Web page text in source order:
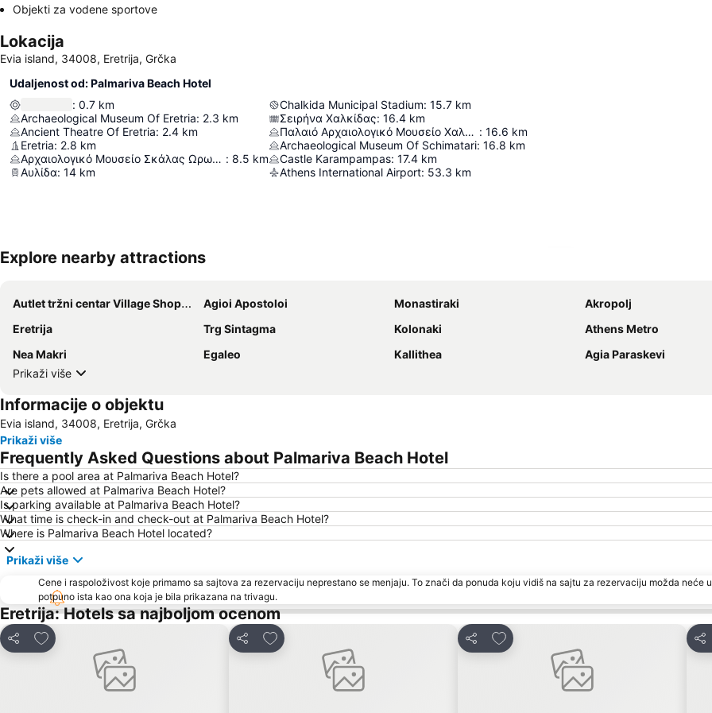
Objekti za vodene sportove
Lokacija
Evia island, 34008, Eretrija, Grčka
Udaljenost od: Palmariva Beach Hotel
: 0.7 km
Archaeological Museum Of Eretria: 2.3 km
Ancient Theatre Of Eretria: 2.4 km
Eretria: 2.8 km
Αρχαιολογικό Μουσείο Σκάλας Ωρωπού : 8.5 km
Αυλίδα: 14 km
Chalkida Municipal Stadium: 15.7 km
Σειρήνα Χαλκίδας: 16.4 km
Παλαιό Αρχαιολογικό Μουσείο Χαλκίδας : 16.6 km
Archaeological Museum Of Schimatari: 16.8 km
Castle Karampampas: 17.4 km
Athens International Airport: 53.3 km
Explore nearby attractions
Autlet tržni centar Village Shopping & More Agioi Apostoloi Monastiraki
Akropolj
Eretrija
Trg Sintagma Kolonaki
Athens Metro
Nea Makri
Egaleo Kallithea
Agia Paraskevi
Prikaži više
Informacije o objektu
Evia island, 34008, Eretrija, Grčka
Prikaži više
Frequently Asked Questions about Palmariva Beach Hotel
Is there a pool area at Palmariva Beach Hotel?
Are pets allowed at Palmariva Beach Hotel?
Is parking available at Palmariva Beach Hotel?
What time is check-in and check-out at Palmariva Beach Hotel?
Where is Palmariva Beach Hotel located?
Prikaži više
Cene i raspoloživost koje primamo sa sajtova za rezervaciju neprestano se menjaju. To znači da ponuda koju vidiš na sajtu za rezervaciju možda neće
potpuno ista kao ona koja je bila prikazana na trivagu.
Eretrija: Hotels sa najboljom ocenom
Deli
Dodati u favorite
Deli
Dodati u favorite
Deli
Dodati u favorite
Deli